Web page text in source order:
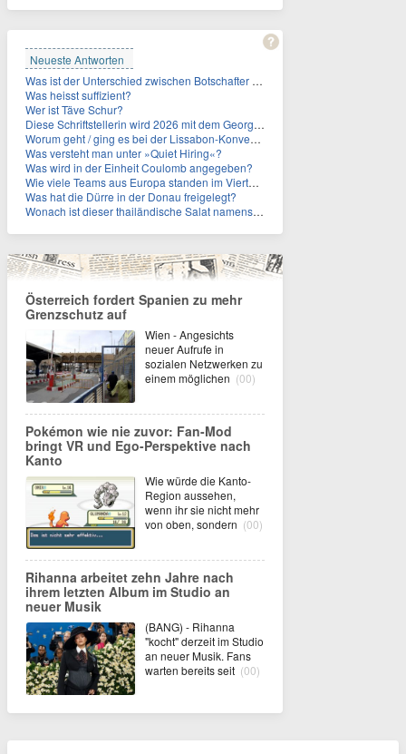
Neueste Antworten
Was ist der Unterschied zwischen Botschafter und Konsul?
Was heisst suffizient?
Wer ist Täve Schur?
Diese Schriftstellerin wird 2026 mit dem Georg-Büchner-Preis ausgezeichnet. Wie heißt sie?
Worum geht / ging es bei der Lissabon-Konvention?
Was versteht man unter »Quiet Hiring«?
Was wird in der Einheit Coulomb angegeben?
Wie viele Teams aus Europa standen im Viertelfinale der Fußball-WM 2026 in Mexiko, den USA und Kanada?
Was hat die Dürre in der Donau freigelegt?
Wonach ist dieser thailändische Salat namens Nam Tok benannt?
Österreich fordert Spanien zu mehr
Grenzschutz auf
Wien - Angesichts
neuer Aufrufe in
sozialen Netzwerken zu
einem möglichen (00)
Pokémon wie nie zuvor: Fan-Mod
bringt VR und Ego-Perspektive nach
Kanto
Wie würde die Kanto-
Region aussehen,
wenn ihr sie nicht mehr
von oben, sondern (00)
Rihanna arbeitet zehn Jahre nach
ihrem letzten Album im Studio an
neuer Musik
(BANG) - Rihanna
"kocht" derzeit im Studio
an neuer Musik. Fans
warten bereits seit (00)